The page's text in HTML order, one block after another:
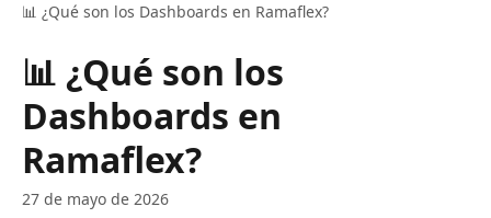
📊 ¿Qué son los Dashboards en Ramaflex?
📊 ¿Qué son los
Dashboards en
Ramaflex?
27 de mayo de 2026